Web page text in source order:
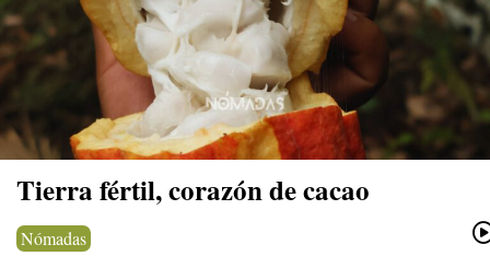
Tierra fértil, corazón de cacao
Nómadas